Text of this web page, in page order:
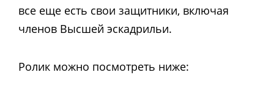
все еще есть свои защитники, включая
членов Высшей эскадрильи.
Ролик можно посмотреть ниже: